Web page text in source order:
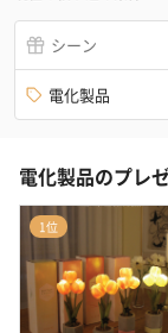
シーン
電化製品
電化製品のプレ
1位